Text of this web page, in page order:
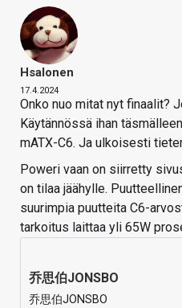
Hsalonen
17.4.2024
Onko nuo mitat nyt finaalit?
Käytännössä ihan
mATX-C6. Ja ulkoisesti
Poweri vaan on siirretty
on tilaa jäähylle.
suurimpia puutteita C6-
tarkoitus laittaa yli 65W
乔思伯JONSBO
乔思伯JONSBO